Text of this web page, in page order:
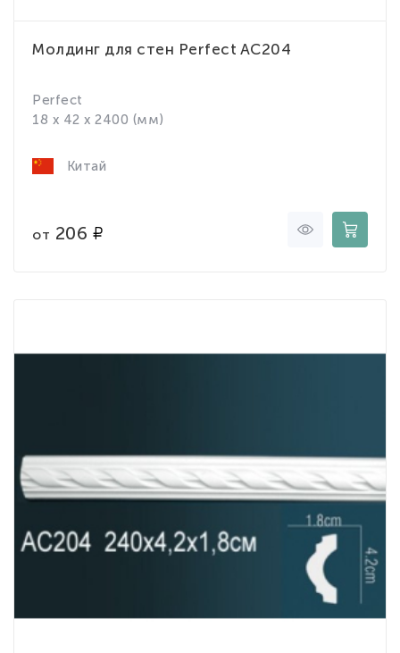
Молдинг для стен Perfect AC204
Perfect
18 x 42 x 2400 (мм)
Китай
от 206